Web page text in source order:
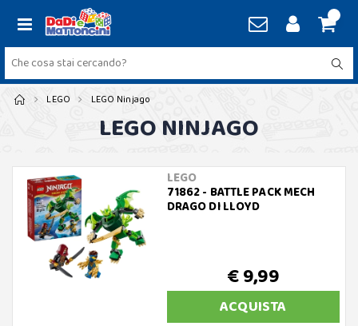
LEGO LEGO Ninjago
LEGO NINJAGO
LEGO
71862 - BATTLE PACK MECH
DRAGO DI LLOYD
€ 9,99
ACQUISTA